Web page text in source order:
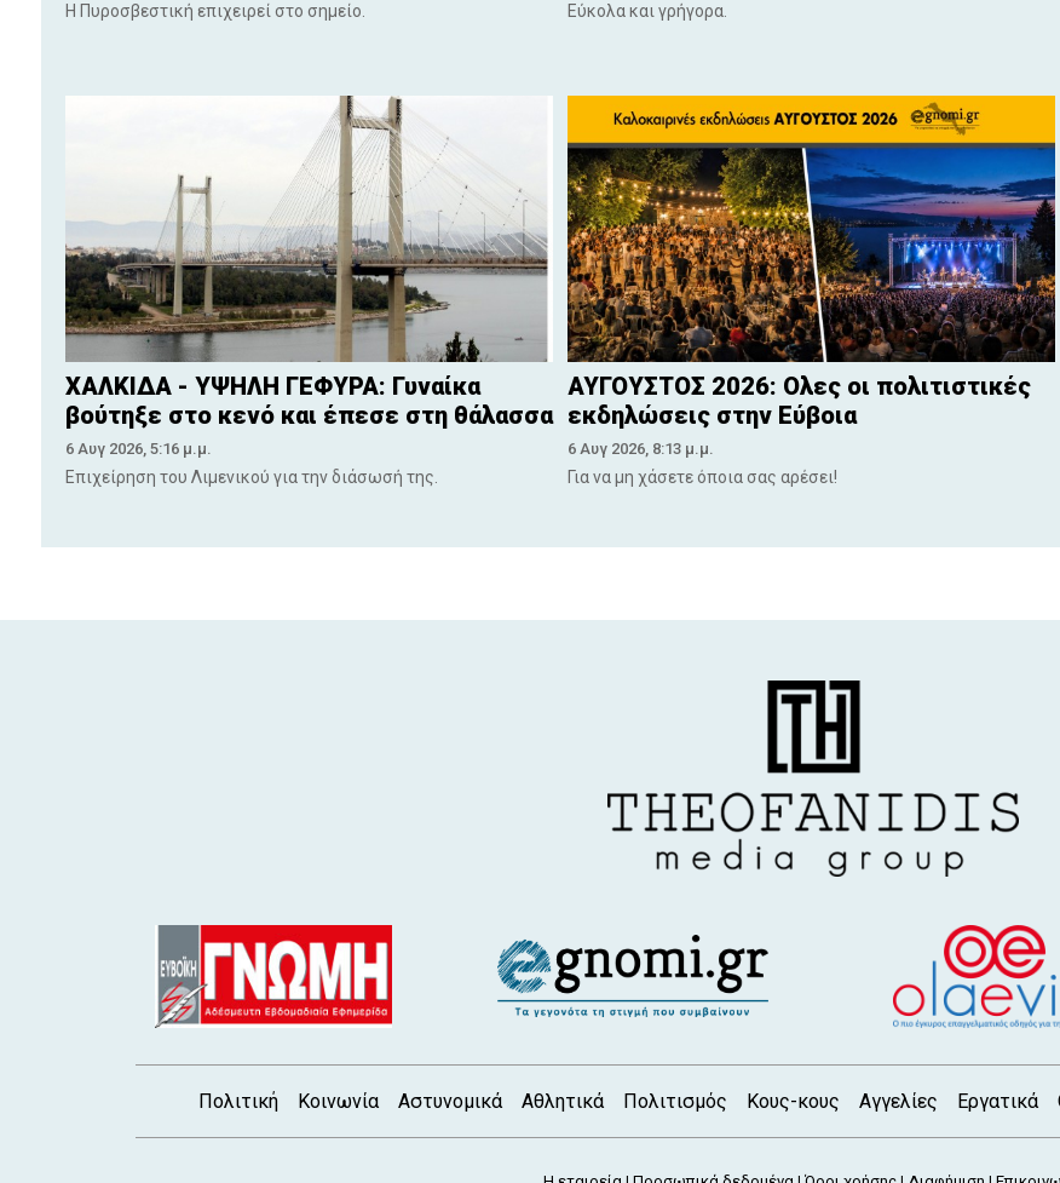
Η Πυροσβεστική επιχειρεί στο σημείο. Εύκολα και γρήγορα.
ΧΑΛΚΙΔΑ - ΥΨΗΛΗ ΓΕΦΥΡΑ: Γυναίκα
βούτηξε στο κενό και έπεσε στη θάλασσα
6 Αυγ 2026, 5:16 μ.μ.
Επιχείρηση του Λιμενικού για την διάσωσή της.
ΑΥΓΟΥΣΤΟΣ 2026: Ολες οι πολιτιστικές
εκδηλώσεις στην Εύβοια
6 Αυγ 2026, 8:13 μ.μ.
Για να μη χάσετε όποια σας αρέσει!
Πολιτική Κοινωνία Αστυνομικά Αθλητικά Πολιτισμός Κους-κους Αγγελίες Εργατικά